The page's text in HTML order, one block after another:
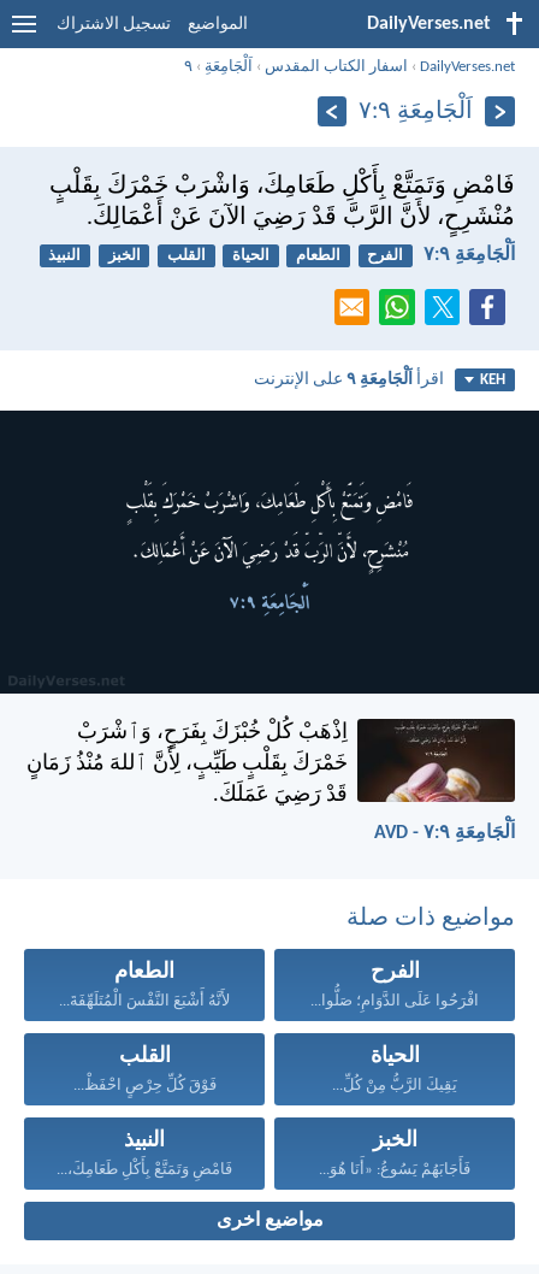
DailyVerses.net المواضيع تسجيل الاشتراك
DailyVerses.net
› اسفار الكتاب المقدس › اَلْجَامِعَةِ ›٩
اَلْجَامِعَةِ ٩:‏٧
فَامْضِ وَتَمَتَّعْ بِأَكْلِ طَعَامِكَ، وَاشْرَبْ خَمْرَكَ بِقَلْبٍ
مُنْشَرِحٍ، لأَنَّ الرَّبَّ قَدْ رَضِيَ الآنَ عَنْ أَعْمَالِكَ.
اَلْجَامِعَةِ ٩:‏٧ الفرح الطعام الحياة القلب الخبز النبيذ
KEH اقرأاَلْجَامِعَةِ ٩ على الإنترنت
اِذْهَبْ كُلْ خُبْزَكَ بِفَرَحٍ، وَٱشْرَبْ
خَمْرَكَ بِقَلْبٍ طَيِّبٍ، لِأَنَّ ٱللهَ مُنْذُ زَمَانٍ
قَدْ رَضِيَ عَمَلَكَ.
اَلْجَامِعَةِ ٩:‏٧ - AVD
مواضيع ذات صلة
الفرح
افْرَحُوا عَلَى الدَّوَامِ؛ صَلُّوا...
الطعام
لأَنَّهُ أَشْبَعَ النَّفْسَ الْمُتَلَهِّفَةَ...
الحياة
يَقِيكَ الرَّبُّ مِنْ كُلِّ...
القلب
فَوْقَ كُلِّ حِرْصٍ احْفَظْ...
الخبز
فَأَجَابَهُمْ يَسُوعُ: «أَنَا هُوَ...
النبيذ
فَامْضِ وَتَمَتَّعْ بِأَكْلِ طَعَامِكَ،...
مواضيع اخرى